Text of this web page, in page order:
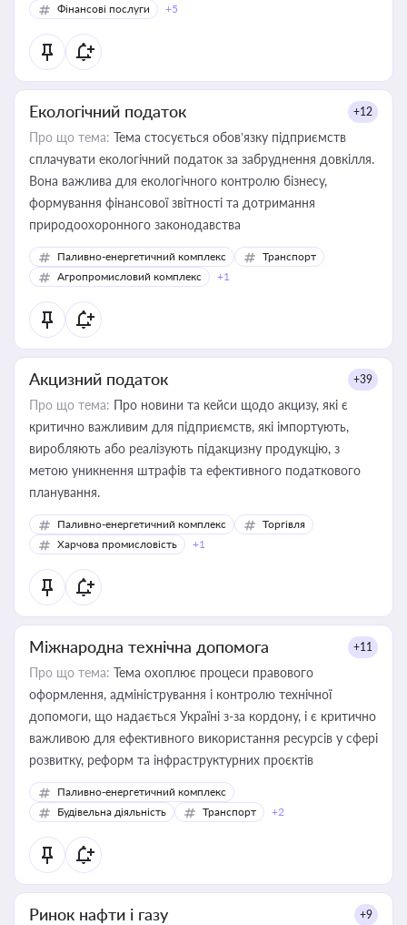
Фінансові послуги
+5
Екологічний податок +12
Про що тема: Тема стосується обов’язку підприємств
сплачувати екологічний податок за забруднення довкілля.
Вона важлива для екологічного контролю бізнесу,
формування фінансової звітності та дотримання
природоохоронного законодавства
Паливно-енергетичний комплекс
Транспорт
Агропромисловий комплекс
+1
Акцизний податок +39
Про що тема: Про новини та кейси щодо акцизу, які є
критично важливим для підприємств, які імпортують,
виробляють або реалізують підакцизну продукцію, з
метою уникнення штрафів та ефективного податкового
планування.
Паливно-енергетичний комплекс
Торгівля
Харчова промисловість
+1
Міжнародна технічна допомога +11
Про що тема: Тема охоплює процеси правового
оформлення, адміністрування і контролю технічної
допомоги, що надається Україні з-за кордону, і є критично
важливою для ефективного використання ресурсів у сфері
розвитку, реформ та інфраструктурних проєктів
Паливно-енергетичний комплекс
Будівельна діяльність
Транспорт +2
Ринок нафти і газу +9